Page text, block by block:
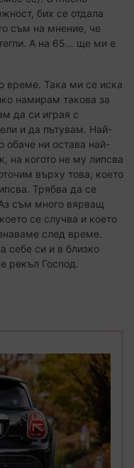
бих се отдала
съм на мнение, че
А на 65… ще ми е
време. Така ми се иска
намирам такова за
да си играя с
и да пътувам. Най-
обаче ни остава най-
на когото не му липсва
върху това, което
Трябва да се
съм много вярващ
се случва и което
след време.
себе си и в близко
рекъл Господ.